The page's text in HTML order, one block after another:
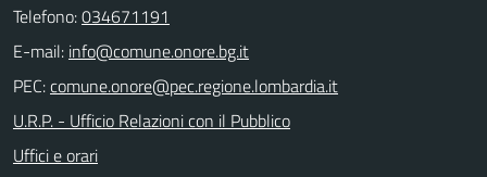
Telefono:034671191
E-mail:
PEC:
U.R.P. - Ufficio Relazioni con il Pubblico
Uffici e orari